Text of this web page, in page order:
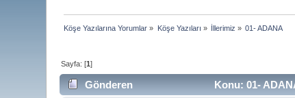
Köşe Yazılarına Yorumlar » Köşe Yazıları » İllerimiz » 01- ADANA
Sayfa: [1]
Gönderen Konu: 01-